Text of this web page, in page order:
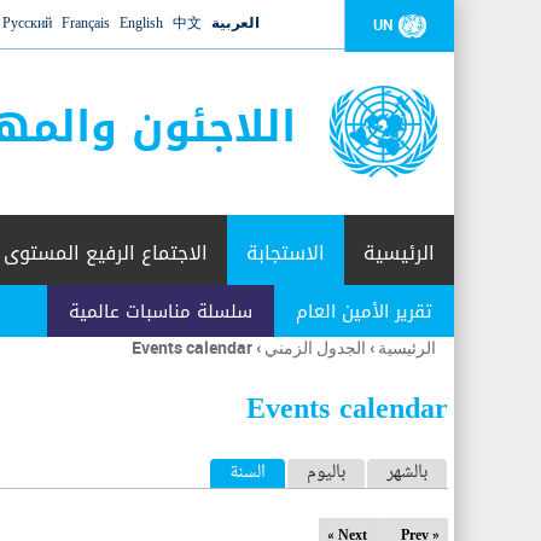
UN العربية 中文
English
Français
Русский
اللاجئون
الرئيسية الاستجابة
تقرير الأمين العام سلسلة مناسبات عالمية
الاجتماع الرفيع المستوى
أنت
هنا
الرئيسية › الجدول الزمني ›
Events calendar
Events calendar
ا
ل
بالشهر باليوم السنة (علامة التبويب النشطة)